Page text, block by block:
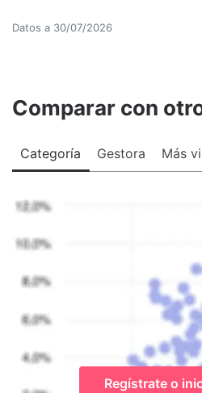
Datos a 30/07/2026
Comparar con
Categoría Gestora Más
Regístrate o